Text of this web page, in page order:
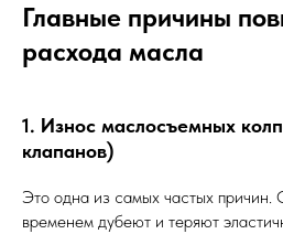
Главные причины
расхода масла
1. Износ маслосъемных
клапанов)
Это одна из самых частых причин.
временем дубеют и теряют